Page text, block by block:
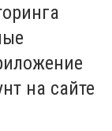
на сайте